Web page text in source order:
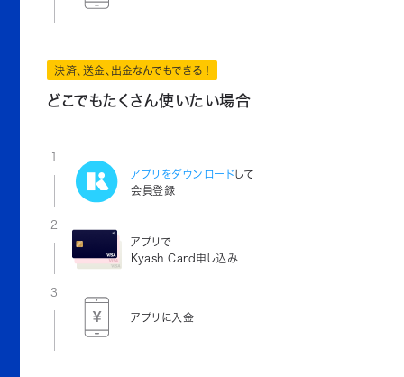
決済、送金、出金なんでもできる！
どこでもたくさん使いたい場合
1
アプリをダウンロードして
会員登録
2
アプリで
Kyash Card申し込み
3
アプリに入金